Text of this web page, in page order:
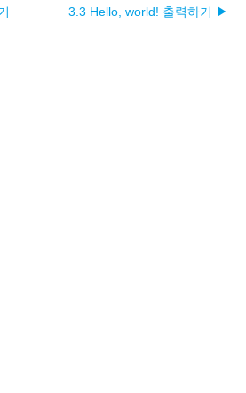
3.3 Hello, world! 출력하기 ▶︎